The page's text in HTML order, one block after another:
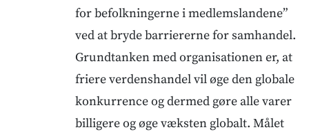
for befolkningerne i medlemslandene”
ved at bryde barriererne for samhandel.
Grundtanken med organisationen er, at
friere verdenshandel vil øge den globale
konkurrence og dermed gøre alle varer
billigere og øge væksten globalt. Målet